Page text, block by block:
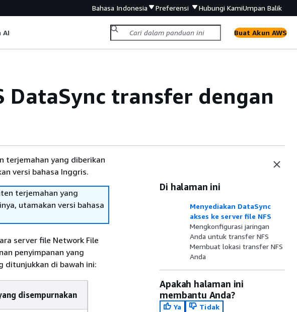
Bahasa Indonesia Preferensi Hubungi KamiUmpan Balik
AI Buat Akun AWS
DataSync transfer dengan
terjemahan yang diberikan
versi bahasa Inggris.
terjemahan yang
utamakan versi bahasa
server file Network File
penyimpanan yang
ditunjukkan di bawah ini:
disempurnakan
Di halaman ini
Menyediakan DataSync
akses ke server file NFS
Mengkonfigurasi jaringan
Anda untuk transfer NFS
Membuat lokasi transfer NFS
Anda
Apakah halaman ini
membantu Anda?
Ya
Tidak